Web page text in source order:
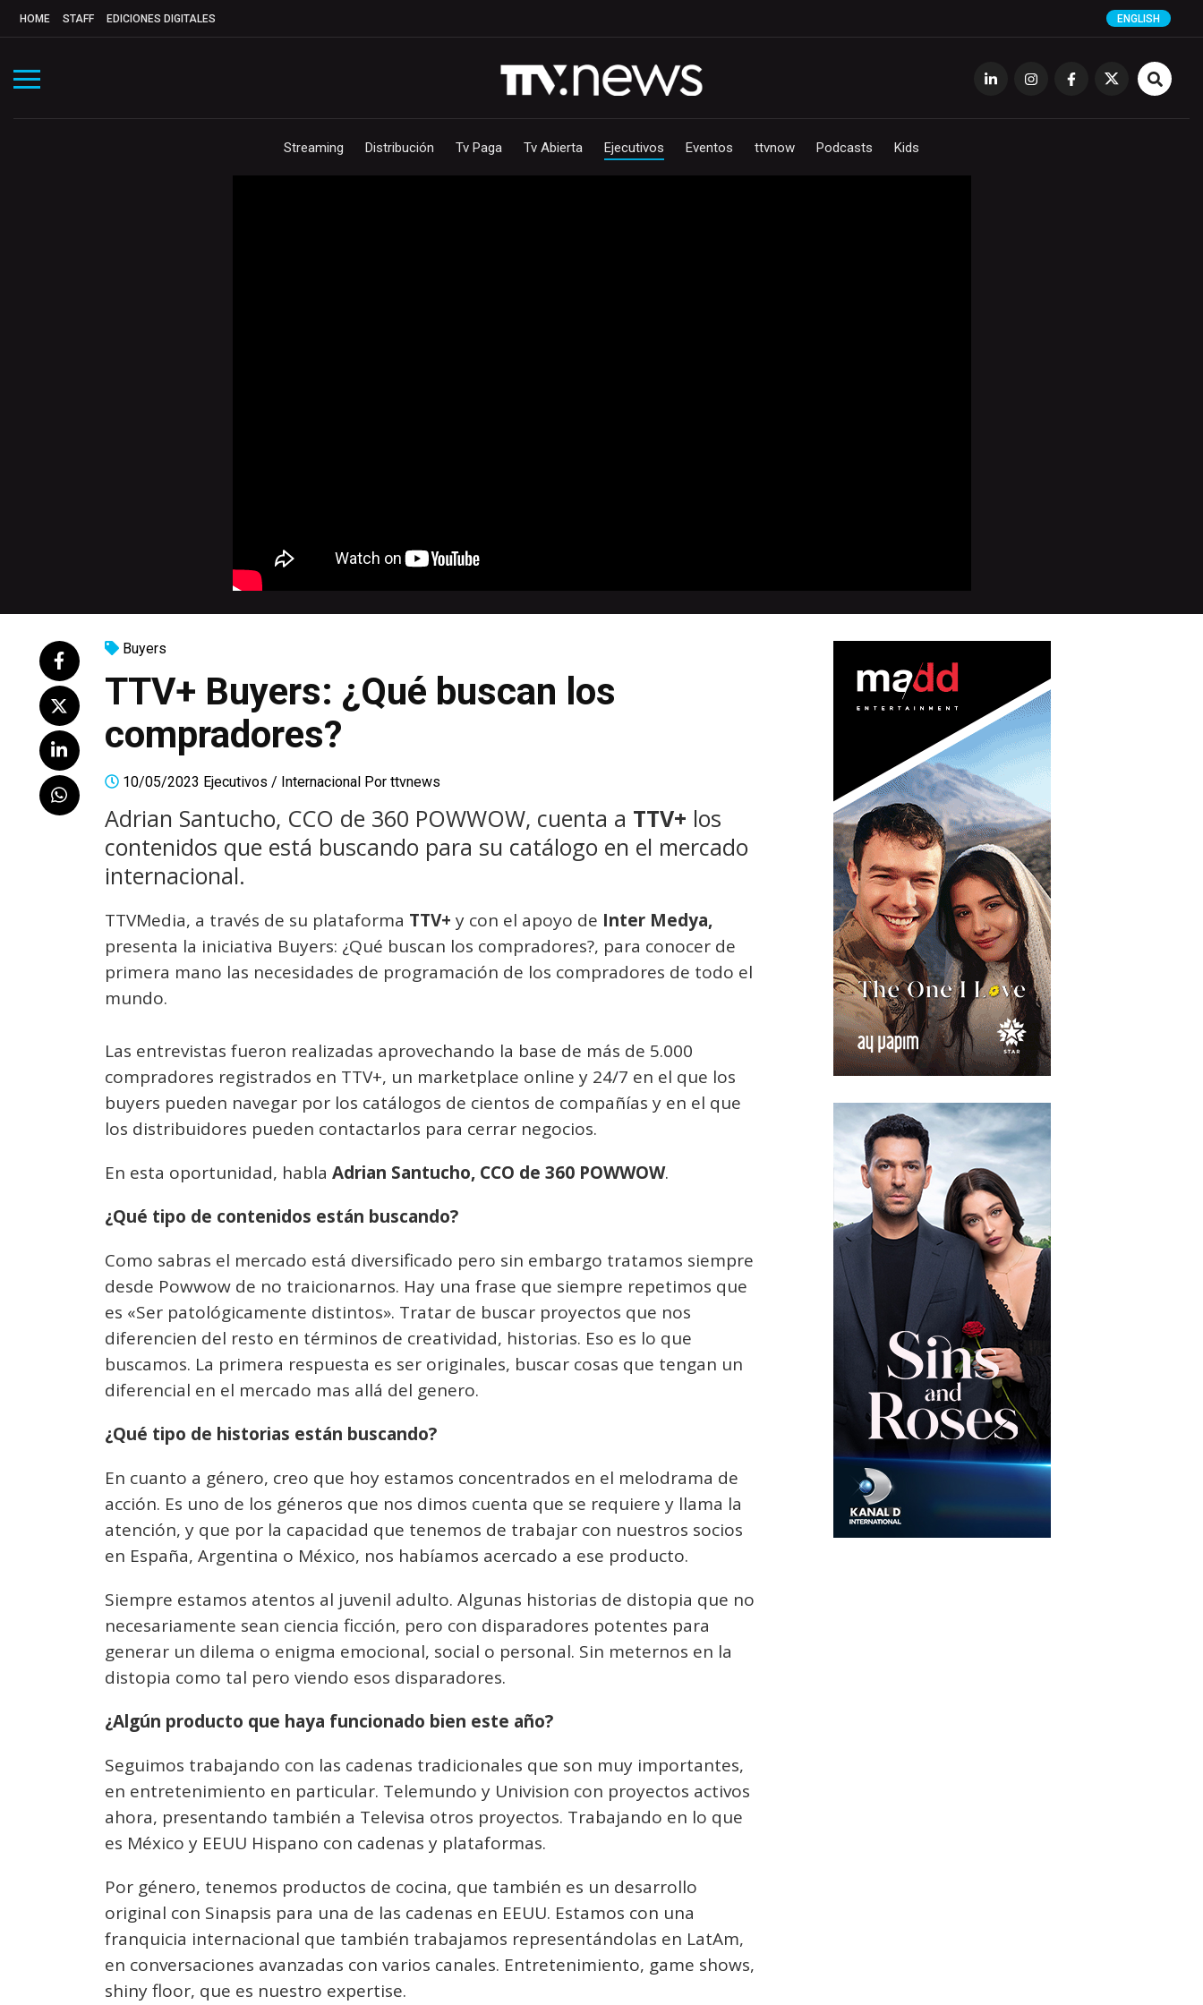
HOME STAFF EDICIONES DIGITALES ENGLISH
Streaming Distribución Tv Paga Tv Abierta Ejecutivos Eventos ttvnow Podcasts Kids
Buyers
TTV+ Buyers: ¿Qué buscan los
compradores?
10/05/2023 Ejecutivos / Internacional Por ttvnews
Adrian Santucho, CCO de 360 POWWOW, cuenta a TTV+ los
contenidos que está buscando para su catálogo en el mercado
internacional.
TTVMedia, a través de su plataforma TTV+ y con el apoyo de Inter Medya,
presenta la iniciativa Buyers: ¿Qué buscan los compradores?, para conocer de
primera mano las necesidades de programación de los compradores de todo el
mundo.
Las entrevistas fueron realizadas aprovechando la base de más de 5.000
compradores registrados en TTV+, un marketplace online y 24/7 en el que los
buyers pueden navegar por los catálogos de cientos de compañías y en el que
los distribuidores pueden contactarlos para cerrar negocios.
En esta oportunidad, habla Adrian Santucho, CCO de 360 POWWOW.
¿Qué tipo de contenidos están buscando?
Como sabras el mercado está diversificado pero sin embargo tratamos siempre
desde Powwow de no traicionarnos. Hay una frase que siempre repetimos que
es «Ser patológicamente distintos». Tratar de buscar proyectos que nos
diferencien del resto en términos de creatividad, historias. Eso es lo que
buscamos. La primera respuesta es ser originales, buscar cosas que tengan un
diferencial en el mercado mas allá del genero.
¿Qué tipo de historias están buscando?
En cuanto a género, creo que hoy estamos concentrados en el melodrama de
acción. Es uno de los géneros que nos dimos cuenta que se requiere y llama la
atención, y que por la capacidad que tenemos de trabajar con nuestros socios
en España, Argentina o México, nos habíamos acercado a ese producto.
Siempre estamos atentos al juvenil adulto. Algunas historias de distopia que no
necesariamente sean ciencia ficción, pero con disparadores potentes para
generar un dilema o enigma emocional, social o personal. Sin meternos en la
distopia como tal pero viendo esos disparadores.
¿Algún producto que haya funcionado bien este año?
Seguimos trabajando con las cadenas tradicionales que son muy importantes,
en entretenimiento en particular. Telemundo y Univision con proyectos activos
ahora, presentando también a Televisa otros proyectos. Trabajando en lo que
es México y EEUU Hispano con cadenas y plataformas.
Por género, tenemos productos de cocina, que también es un desarrollo
original con Sinapsis para una de las cadenas en EEUU. Estamos con una
franquicia internacional que también trabajamos representándolas en LatAm,
en conversaciones avanzadas con varios canales. Entretenimiento, game shows,
shiny floor, que es nuestro expertise.